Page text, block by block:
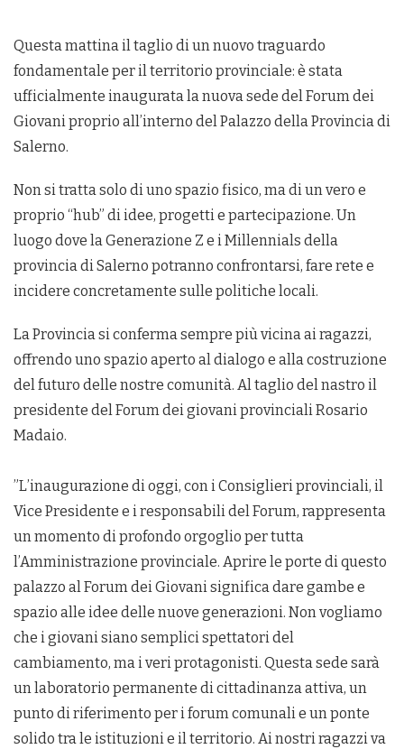
Questa mattina il taglio di un nuovo traguardo
fondamentale per il territorio provinciale: è stata
ufficialmente inaugurata la nuova sede del Forum dei
Giovani proprio all’interno del Palazzo della Provincia di
Salerno.
​Non si tratta solo di uno spazio fisico, ma di un vero e
proprio “hub” di idee, progetti e partecipazione. Un
luogo dove la Generazione Z e i Millennials della
provincia di Salerno potranno confrontarsi, fare rete e
incidere concretamente sulle politiche locali.
​La Provincia si conferma sempre più vicina ai ragazzi,
offrendo uno spazio aperto al dialogo e alla costruzione
del futuro delle nostre comunità. Al taglio del nastro il
presidente del Forum dei giovani provinciali Rosario
Madaio.
​”L’inaugurazione di oggi, con i Consiglieri provinciali, il
Vice Presidente e i responsabili del Forum, rappresenta
un momento di profondo orgoglio per tutta
l’Amministrazione provinciale. Aprire le porte di questo
palazzo al Forum dei Giovani significa dare gambe e
spazio alle idee delle nuove generazioni. Non vogliamo
che i giovani siano semplici spettatori del
cambiamento, ma i veri protagonisti. Questa sede sarà
un laboratorio permanente di cittadinanza attiva, un
punto di riferimento per i forum comunali e un ponte
solido tra le istituzioni e il territorio. Ai nostri ragazzi va